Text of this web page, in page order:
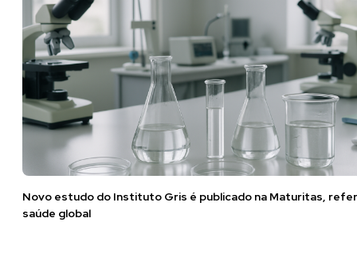
Novo estudo do Instituto Gris é publicado na Maturitas,
saúde global